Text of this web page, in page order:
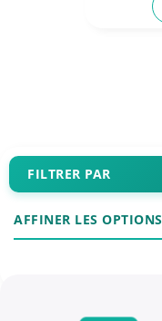
FILTRER PAR
AFFINER LES OPTIONS